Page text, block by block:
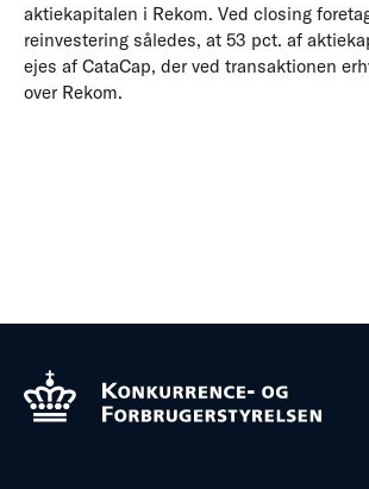
aktiekapitalen i Rekom. Ved closing
reinvestering således, at 53 pct. af
ejes af CataCap, der ved transaktionen
over Rekom.